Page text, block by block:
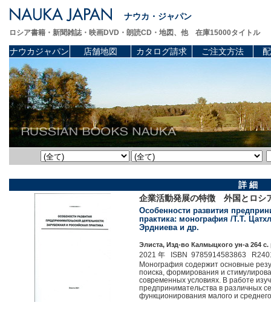
ナウカ・ジャパン
ロシア書籍・新聞雑誌・映画DVD・朗読CD・地図、他 在庫15000タイトル
ナウカジャパン 店舗地図 カタログ請求 ご注文方法
詳 細
企業活動発展の特徴 外国とロシ
Особенности развития
практика: монография /Т.Т.
Эрдниева и др.
Элиста, Изд-во Калмыцкого ун-а 264 c.
2021 年 ISBN 9785914583863
Монография содержит основные
поиска, формирования и
современных условиях. В работе
предпринимательства в различных
функционирования малого и